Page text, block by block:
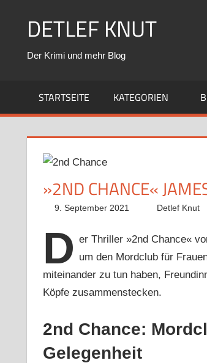
DETLEF KNUT
Der Krimi und mehr Blog
STARTSEITE KATEGORIEN
»2ND CHANCE«
9. September 2021 Detlef Knut
D er Thriller »2nd Chance«
um den Mordclub für
miteinander zu tun haben,
Köpfe zusammenstecken.
2nd Chance:
Gelegenheit